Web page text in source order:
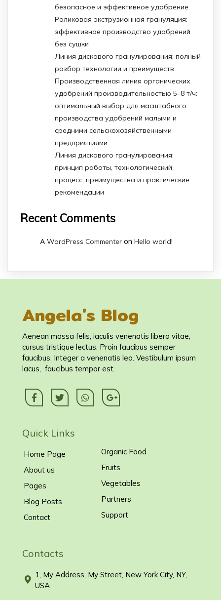
безопасное и эффективное удобрение
Роликовая экструзионная грануляция:
эффективное производство удобрений
без сушки
Линия дискового гранулирования: полный
разбор технологии и преимуществ
Производственная линия органических
удобрений производительностью 5–8 т/ч:
оптимальный выбор для масштабного
производства удобрений малыми и
средними сельскохозяйственными
предприятиями
Линия дискового гранулирования:
принцип работы, технологический
процесс, преимущества и практические
рекомендации
Recent Comments
A WordPress Commenter on Hello world!
Angela's Blog
Aenean massa felis, iaculis venenatis libero vitae,
cursus tristique lectus. Proin faucibus semper
faucibus. Integer a venenatis leo. Vestibulum ipsum
lacus, faucibus tempor est.
Quick Links
Home Page
About us
Pages
Blog Posts
Contact
Organic Food
Fruits
Vegetables
Partners
Support
Contacts
1, My Address, My Street, New York City, NY,
USA